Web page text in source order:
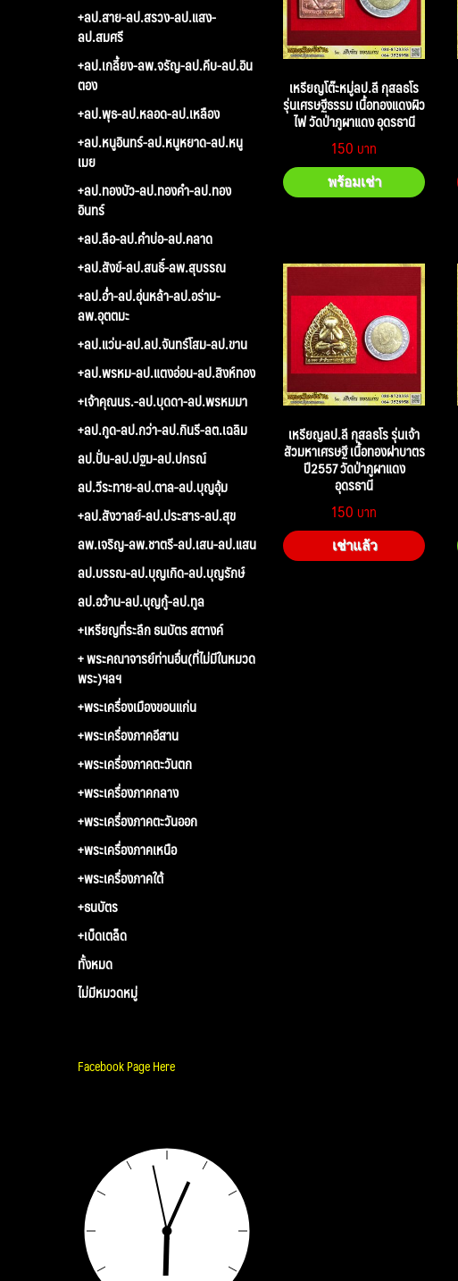
เหรียญโต๊ะหมู่ลป.ลี กุสลธโร
รุ่นเศรษฐีธรรม เนื้อทองแดงผิว
ไฟ วัดป่าภูผาแดง อุดรธานี
150
พร้อมเช่า
เหรียญลป.ลี กุสลธโร รุ่นเจ้า
สัวมหาเศรษฐี เนื้อทองฝาบาตร
ปี2557 วัดป่าภูผาแดง
อุดรธานี
150
เช่าแล้ว
+ลป.สาย-ลป.สรวง-ลป.แสง-
ลป.สมศรี
+ลป.เกลี้ยง-ลพ.จรัญ-ลป.คีบ-ลป.อิน
ตอง
+ลป.พุธ-ลป.หลอด-ลป.เหลือง
+ลป.หนูอินทร์-ลป.หนูหยาด-ลป.หนู
เมย
+ลป.ทองบัว-ลป.ทองคำ-ลป.ทอง
อินทร์
+ลป.ลือ-ลป.คำบ่อ-ลป.คลาด
+ลป.สังข์-ลป.สนธิ์-ลพ.สุบรรณ
+ลป.อ่ำ-ลป.อุ่นหล้า-ลป.อร่าม-
ลพ.อุตตมะ
+ลป.แว่น-ลป.ลป.จันทร์โสม-ลป.ขาน
+ลป.พรหม-ลป.แตงอ่อน-ลป.สิงห์ทอง
+เจ้าคุณนร.-ลป.บุดดา-ลป.พรหมมา
+ลป.กูด-ลป.กว่า-ลป.กินรี-ลต.เฉลิม
ลป.ปั่น-ลป.ปฐม-ลป.ปกรณ์
ลป.วีระทาย-ลป.ตาล-ลป.บุญอุ้ม
+ลป.สังวาลย์-ลป.ประสาร-ลป.สุข
ลพ.เจริญ-ลพ.ชาตรี-ลป.เสน-ลป.แสน
ลป.บรรณ-ลป.บุญเกิด-ลป.บุญรักษ์
ลป.อว้าน-ลป.บุญกู้-ลป.ทูล
+เหรียญที่ระลึก ธนบัตร สตางค์
+ พระคณาจารย์ท่านอื่น(ที่ไม่มีในหมวด
พระ)ฯลฯ
+พระเครื่องเมืองขอนแก่น
+พระเครื่องภาคอีสาน
+พระเครื่องภาคตะวันตก
+พระเครื่องภาคกลาง
+พระเครื่องภาคตะวันออก
+พระเครื่องภาคเหนือ
+พระเครื่องภาคใต้
+ธนบัตร
+เบ็ดเตล็ด
ทั้งหมด
ไม่มีหมวดหมู่
Facebook Page Here